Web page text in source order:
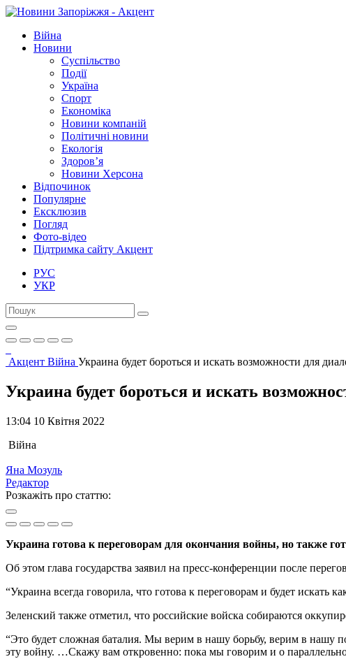
Війна
Новини
Суспільство
Події
Україна
Спорт
Економіка
Новини компаній
Політичні новини
Екологія
Здоров’я
Новини Херсона
Відпочинок
Популярне
Ексклюзив
Погляд
Фото-відео
Підтримка сайту Акцент
РУС
УКР
Акцент Війна Украина будет бороться и искать возможности для
Украина будет бороться и искать
13:04 10 Квітня 2022
Війна
Яна Мозуль
Редактор
Розкажіть про статтю:
Украина готова к переговорам для окончания войны, но также
Об этом глава государства заявил на пресс-конференции после
“Украина всегда говорила, что готова к переговорам и будет искать
Зеленский также отметил, что российские войска собираются
“Это будет сложная баталия. Мы верим в нашу борьбу, верим в нашу
эту войну. …Скажу вам откровенно: пока мы говорим и о